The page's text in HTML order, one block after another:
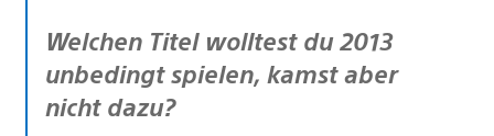
Welchen Titel wolltest du 2013
unbedingt spielen, kamst aber
nicht dazu?